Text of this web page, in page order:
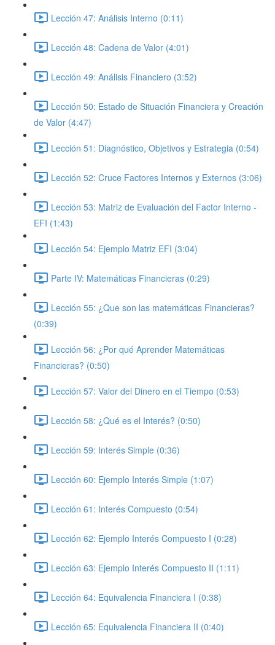
Lección 47: Análisis Interno (0:11)
Lección 48: Cadena de Valor (4:01)
Lección 49: Análisis Financiero (3:52)
Lección 50: Estado de Situación Financiera y Creación
de Valor (4:47)
Lección 51: Diagnóstico, Objetivos y Estrategia (0:54)
Lección 52: Cruce Factores Internos y Externos (3:06)
Lección 53: Matriz de Evaluación del Factor Interno -
EFI (1:43)
Lección 54: Ejemplo Matriz EFI (3:04)
Parte IV: Matemáticas Financieras (0:29)
Lección 55: ¿Que son las matemáticas Financieras?
(0:39)
Lección 56: ¿Por qué Aprender Matemáticas
Financieras? (0:50)
Lección 57: Valor del Dinero en el Tiempo (0:53)
Lección 58: ¿Qué es el Interés? (0:50)
Lección 59: Interés Simple (0:36)
Lección 60: Ejemplo Interés Simple (1:07)
Lección 61: Interés Compuesto (0:54)
Lección 62: Ejemplo Interés Compuesto I (0:28)
Lección 63: Ejemplo Interés Compuesto II (1:11)
Lección 64: Equivalencia Financiera I (0:38)
Lección 65: Equivalencia Financiera II (0:40)